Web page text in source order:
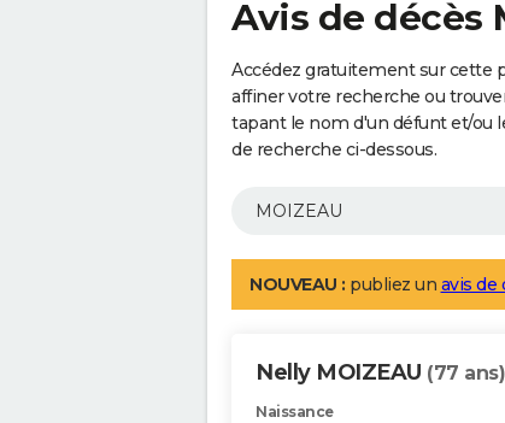
Avis de décès
Accédez gratuitement sur cette
affiner votre recherche ou
tapant le nom d'un défunt et/ou
de recherche ci-dessous.
NOUVEAU : publiez un avis de
Nelly MOIZEAU (77 ans)
Naissance